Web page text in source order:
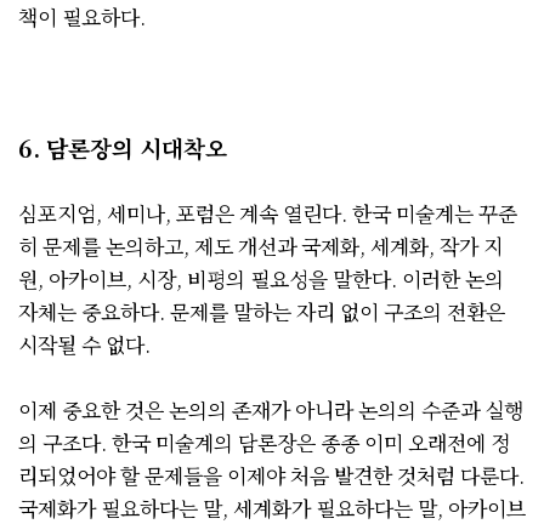
책이 필요하다.
6. 담론장의 시대착오
심포지엄, 세미나, 포럼은 계속 열린다. 한국 미술계는 꾸준
히 문제를 논의하고, 제도 개선과 국제화, 세계화, 작가 지
원, 아카이브, 시장, 비평의 필요성을 말한다. 이러한 논의
자체는 중요하다. 문제를 말하는 자리 없이 구조의 전환은
시작될 수 없다.
이제 중요한 것은 논의의 존재가 아니라 논의의 수준과 실행
의 구조다. 한국 미술계의 담론장은 종종 이미 오래전에 정
리되었어야 할 문제들을 이제야 처음 발견한 것처럼 다룬다.
국제화가 필요하다는 말, 세계화가 필요하다는 말, 아카이브